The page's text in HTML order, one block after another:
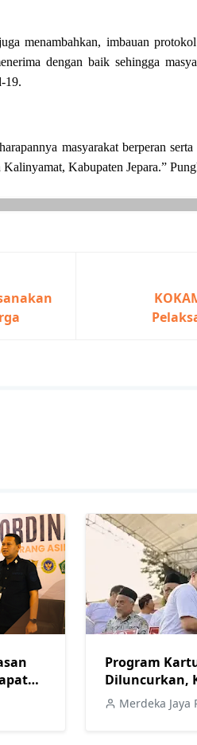
menambahkan, imbauan
dengan baik sehingga
19.
masyarakat berperan
Kabupaten Jepara.”
Program
Diluncurkan,
Dukung
Merdeka Jaya